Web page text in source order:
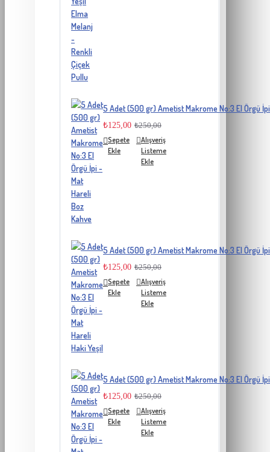
5 Adet (500 gr) Ametist Makrome No:3 El Örgü
₺125,00 ₺250,00
Sepete
Ekle
Alışveriş
Listeme
Ekle
5 Adet (500 gr) Ametist Makrome No:3 El Örgü
₺125,00 ₺250,00
Sepete
Ekle
Alışveriş
Listeme
Ekle
5 Adet (500 gr) Ametist Makrome No:3 El Örgü
₺125,00 ₺250,00
Sepete
Ekle
Alışveriş
Listeme
Ekle